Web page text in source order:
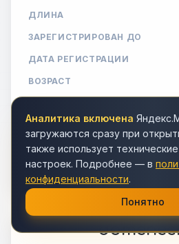
Аналитика включена
загружаются сразу при
также использует
настроек. Подробнее — в
конфиденциальности.
Понятно
ДЛИНА
ЗАРЕГИСТРИРОВАН ДО
ДАТА РЕГИСТРАЦИИ
ВОЗРАСТ
ЦЕНА